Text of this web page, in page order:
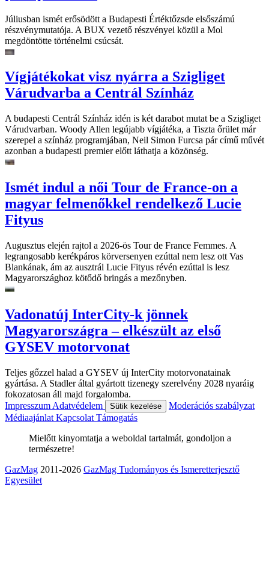
Júliusban ismét erősödött a Budapesti Értéktőzsde elsőszámú
részvénymutatója. A BUX vezető részvényei közül a Mol
megdöntötte történelmi csúcsát.
Vígjátékokat visz nyárra a Szigliget
Várudvarba a Centrál Színház
A budapesti Centrál Színház idén is két darabot mutat be a Szigliget
Várudvarban. Woody Allen legújabb vígjátéka, a Tiszta őrület már
szerepel a színház programjában, Neil Simon Furcsa pár című művét
azonban a budapesti premier előtt láthatja a közönség.
Ismét indul a női Tour de France-on a
magyar felmenőkkel rendelkező Lucie
Fityus
Augusztus elején rajtol a 2026-ös Tour de France Femmes. A
legrangosabb kerékpáros körversenyen ezúttal nem lesz ott Vas
Blankának, ám az ausztrál Lucie Fityus révén ezúttal is lesz
Magyarországhoz kötődő bringás a mezőnyben.
Vadonatúj InterCity-k jönnek
Magyarországra – elkészült az első
GYSEV motorvonat
Teljes gőzzel halad a GYSEV új InterCity motorvonatainak
gyártása. A Stadler által gyártott tizenegy szerelvény 2028 nyaráig
fokozatosan áll majd forgalomba.
Impresszum Adatvédelem Sütik kezelése
Moderációs szabályzat
Médiaajánlat Kapcsolat Támogatás
Mielőtt kinyomtatja a weboldal tartalmát, gondoljon a
természetre!
GazMag 2011-2026 GazMag Tudományos és Ismeretterjesztő
Egyesület